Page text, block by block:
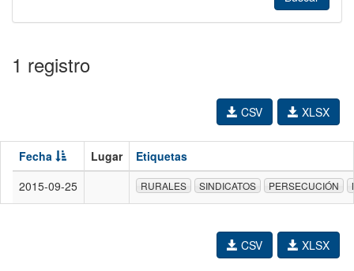
1 registro
XLSX
CSV
Fecha Lugar
Etiquetas
2015-09-25
RURALES SINDICATOS PERSECUCIÓN
XLSX
CSV